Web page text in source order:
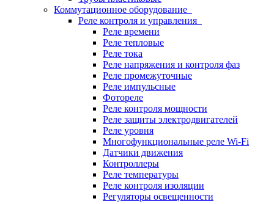
Коммутационное оборудование
Реле контроля и управления
Реле времени
Реле тепловые
Реле тока
Реле напряжения и контроля фаз
Реле промежуточные
Реле импульсные
Фотореле
Реле контроля мощности
Реле защиты электродвигателей
Реле уровня
Многофункциональные реле Wi-Fi
Датчики движения
Контроллеры
Реле температуры
Реле контроля изоляции
Регуляторы освещенности